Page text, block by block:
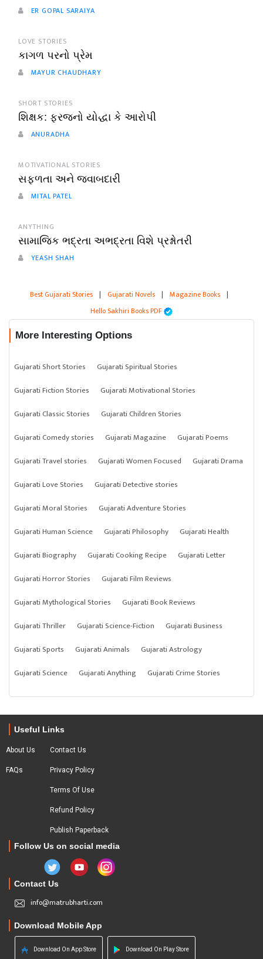
ER GOPAL SARAIYA
LOVE STORIES
કાગળ પરનો પ્રેમ
MAYUR CHAUDHARY
SHORT STORIES
શિક્ષક: ફરજનો યોદ્ધા કે આરોપી
ANURADHA
MOTIVATIONAL STORIES
સફળતા અને જવાબદારી
MITAL PATEL
ANYTHING
સામાજિક ભદ્રતા અભદ્રતા વિશે પ્રશ્નોતરી
YEASH SHAH
Best Gujarati Stories | Gujarati Novels | Magazine Books |
Hello Sakhiri Books PDF
More Interesting Options
Gujarati Short Stories
Gujarati Spiritual Stories
Gujarati Fiction Stories
Gujarati Motivational Stories
Gujarati Classic Stories
Gujarati Children Stories
Gujarati Comedy stories
Gujarati Magazine
Gujarati Poems
Gujarati Travel stories
Gujarati Women Focused
Gujarati Drama
Gujarati Love Stories
Gujarati Detective stories
Gujarati Moral Stories
Gujarati Adventure Stories
Gujarati Human Science
Gujarati Philosophy
Gujarati Health
Gujarati Biography
Gujarati Cooking Recipe
Gujarati Letter
Gujarati Horror Stories
Gujarati Film Reviews
Gujarati Mythological Stories
Gujarati Book Reviews
Gujarati Thriller
Gujarati Science-Fiction
Gujarati Business
Gujarati Sports
Gujarati Animals
Gujarati Astrology
Gujarati Science
Gujarati Anything Gujarati Crime Stories
Useful Links
About Us
FAQs
Contact Us
Privacy Policy
Terms Of Use
Refund Policy
Publish Paperback
Follow Us on social media
Contact Us
info@matrubharti.com
Download Mobile App
Download On App Store Download On Play Store